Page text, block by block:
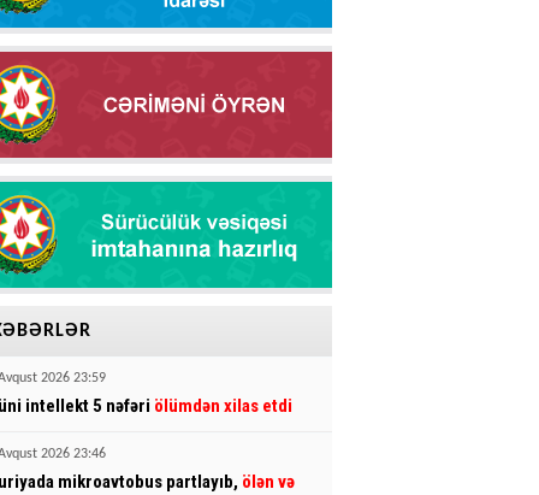
2026 23:59
intellekt 5 nəfəri ölümdən xilas etdi
2026 23:46
mikroavtobus partlayıb, ölən və